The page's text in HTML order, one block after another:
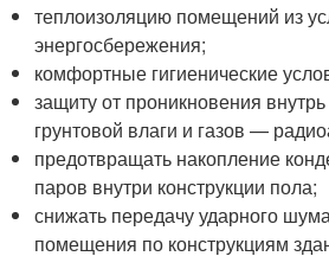
теплоизоляцию помещений из
энергосбережения;
комфортные гигиенические
защиту от проникновения
грунтовой влаги и газов —
предотвращать накопление
паров внутри конструкции пола;
снижать передачу ударного
помещения по конструкциям